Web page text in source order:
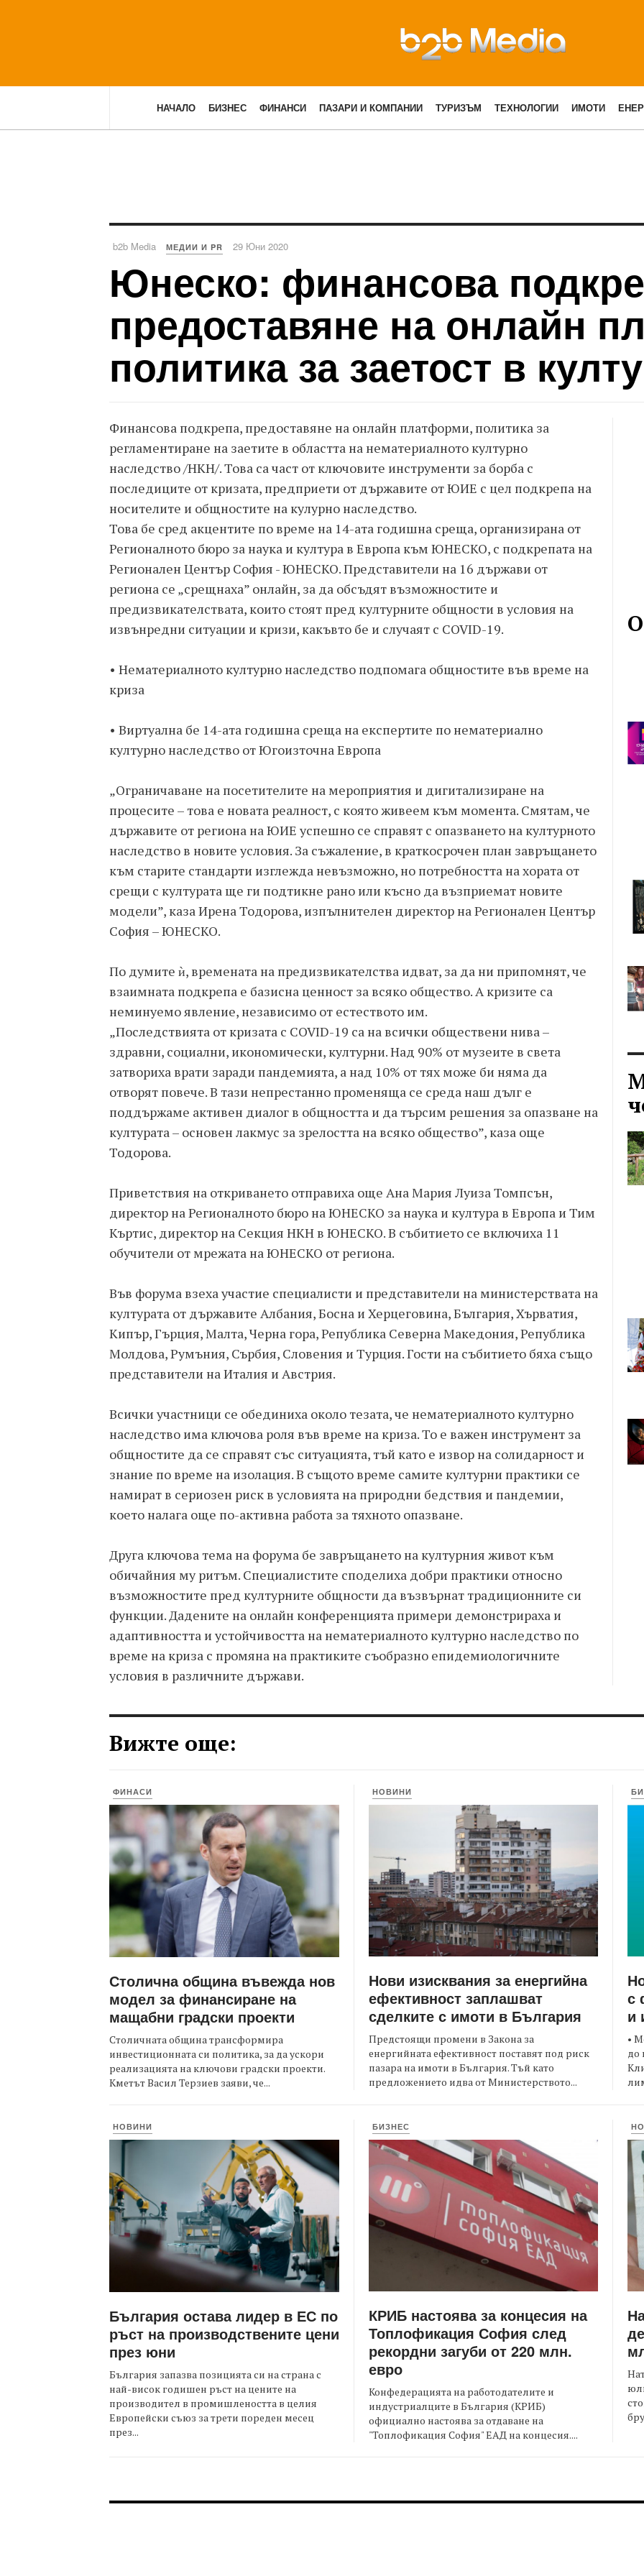
НАЧАЛО БИЗНЕС ФИНАНСИ ПАЗАРИ И КОМПАНИИ ТУРИЗЪМ ТЕХНОЛОГИИ ИМОТИ
b2b Media МЕДИИ И PR 29 Юни 2020
Юнеско: финансова
предоставяне на онлайн
политика за заетост в
Финансова подкрепа, предоставяне на онлайн платформи, политика за
регламентиране на заетите в областта на нематериалното културно
наследство /НКН/. Това са част от ключовите инструменти за борба с
последиците от кризата, предприети от държавите от ЮИЕ с цел подкрепа на
носителите и общностите на кулурно наследство.
Това бе сред акцентите по време на 14-ата годишна среща, организирана от
Регионалното бюро за наука и култура в Европа към ЮНЕСКО, с подкрепата на
Регионален Център София - ЮНЕСКО. Представители на 16 държави от
региона се „срещнаха” онлайн, за да обсъдят възможностите и
предизвикателствата, които стоят пред културните общности в условия на
извънредни ситуации и кризи, какъвто бе и случаят с COVID-19.
• Нематериалното културно наследство подпомага общностите във време на
криза
• Виртуална бе 14-ата годишна среща на експертите по нематериално
културно наследство от Югоизточна Европа
„Ограничаване на посетителите на мероприятия и дигитализиране на
процесите – това е новата реалност, с която живеем към момента. Смятам, че
държавите от региона на ЮИЕ успешно се справят с опазването на културното
наследство в новите условия. За съжаление, в краткосрочен план завръщането
към старите стандарти изглежда невъзможно, но потребността на хората от
срещи с културата ще ги подтикне рано или късно да възприемат новите
модели”, каза Ирена Тодорова, изпълнителен директор на Регионален Център
София – ЮНЕСКО.
По думите ѝ, времената на предизвикателства идват, за да ни припомнят, че
взаимната подкрепа е базисна ценност за всяко общество. А кризите са
неминуемо явление, независимо от естеството им.
„Последствията от кризата с COVID-19 са на всички обществени нива –
здравни, социални, икономически, културни. Над 90% от музеите в света
затвориха врати заради пандемията, а над 10% от тях може би няма да
отворят повече. В тази непрестанно променяща се среда наш дълг е
поддържаме активен диалог в общността и да търсим решения за опазване на
културата – основен лакмус за зрелостта на всяко общество”, каза още
Тодорова.
Приветствия на откриването отправиха още Ана Мария Луиза Томпсън,
директор на Регионалното бюро на ЮНЕСКО за наука и култура в Европа и Тим
Къртис, директор на Секция НКН в ЮНЕСКО. В събитието се включиха 11
обучители от мрежата на ЮНЕСКО от региона.
Във форума взеха участие специалисти и представители на министерствата на
културата от държавите Албания, Босна и Херцеговина, България, Хърватия,
Кипър, Гърция, Малта, Черна гора, Република Северна Македония, Република
Молдова, Румъния, Сърбия, Словения и Турция. Гости на събитието бяха също
представители на Италия и Австрия.
Всички участници се обединиха около тезата, че нематериалното културно
наследство има ключова роля във време на криза. То е важен инструмент за
общностите да се справят със ситуацията, тъй като е извор на солидарност и
знание по време на изолация. В същото време самите културни практики се
намират в сериозен риск в условията на природни бедствия и пандемии,
което налага още по-активна работа за тяхното опазване.
Друга ключова тема на форума бе завръщането на културния живот към
обичайния му ритъм. Специалистите споделиха добри практики относно
възможностите пред културните общности да възвърнат традиционните си
функции. Дадените на онлайн конференцията примери демонстрираха и
адаптивността и устойчивостта на нематериалното културно наследство по
време на криза с промяна на практиките съобразно епидемиологичните
условия в различните държави.
Вижте още:
ФИНАСИ
Столична община въвежда нов
модел за финансиране на
мащабни градски проекти
Столичната община трансформира
инвестиционната си политика, за да ускори
реализацията на ключови градски проекти.
Кметът Васил Терзиев заяви, че...
НОВИНИ
Нови изисквания за енергийна
ефективност заплашват
сделките с имоти в България
Предстоящи промени в Закона за
енергийната ефективност поставят под риск
пазара на имоти в България. Тъй като
предложението идва от Министерството...
с
и
•
до
НОВИНИ
България остава лидер в ЕС по
ръст на производствените цени
през юни
България запазва позицията си на страна с
най-висок годишен ръст на цените на
производител в промишлеността в целия
Европейски съюз за трети пореден месец
през...
БИЗНЕС
КРИБ настоява за концесия на
Топлофикация София след
рекордни загуби от 220 млн.
евро
Конфедерацията на работодателите и
индустриалците в България (КРИБ)
официално настоява за отдаване на
"Топлофикация София" ЕАД на концесия....